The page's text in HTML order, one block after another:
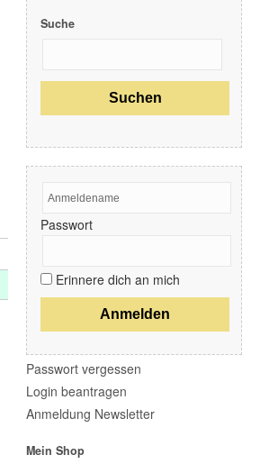
Lederpflege
Poliermaschine
Polituren
Taschen
Teppich & Polster
Wachse & Versiegelungen
Boots- und Wohnmobilpflege
Motorradpflege
Suche
Passwort
Erinnere dich an mich
Passwort vergessen
Login beantragen
Anmeldung Newsletter
Mein Shop